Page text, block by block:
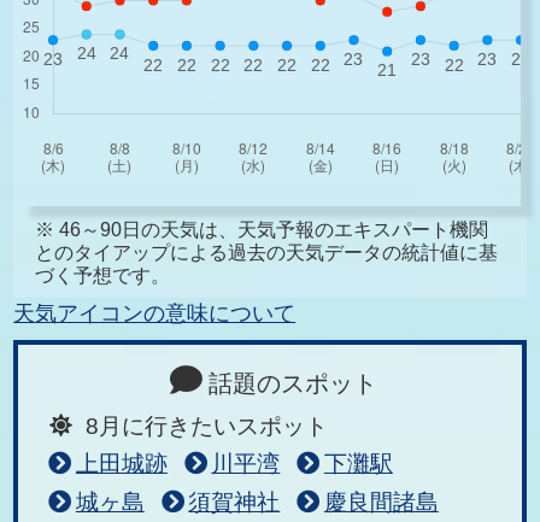
※ 46～90日の天気は、天気予報のエキスパート機関
とのタイアップによる過去の天気データの統計値に基
づく予想です。
天気アイコンの意味について
話題のスポット
8月に行きたいスポット
上田城跡
川平湾
下灘駅
城ヶ島
須賀神社
慶良間諸島